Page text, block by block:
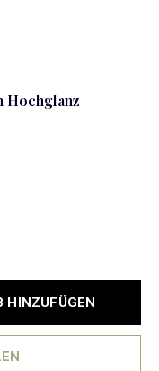
Hochglanz
HINZUFÜGEN